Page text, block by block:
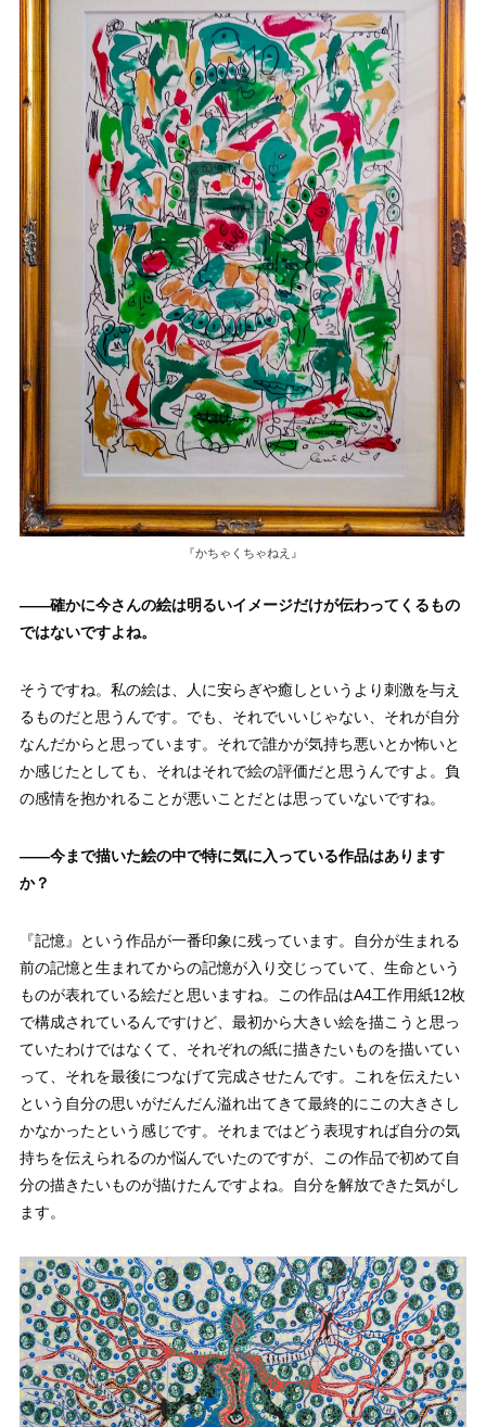
『かちゃくちゃねえ』
——確かに今さんの絵は明るいイメージだけが伝わってくるもの
ではないですよね。
そうですね。私の絵は、人に安らぎや癒しというより刺激を与え
るものだと思うんです。でも、それでいいじゃない、それが自分
なんだからと思っています。それで誰かが気持ち悪いとか怖いと
か感じたとしても、それはそれで絵の評価だと思うんですよ。負
の感情を抱かれることが悪いことだとは思っていないですね。
——今まで描いた絵の中で特に気に入っている作品はあります
か？
『記憶』という作品が一番印象に残っています。自分が生まれる
前の記憶と生まれてからの記憶が入り交じっていて、生命という
ものが表れている絵だと思いますね。この作品はA4工作用紙12枚
で構成されているんですけど、最初から大きい絵を描こうと思っ
ていたわけではなくて、それぞれの紙に描きたいものを描いてい
って、それを最後につなげて完成させたんです。これを伝えたい
という自分の思いがだんだん溢れ出てきて最終的にこの大きさし
かなかったという感じです。それまではどう表現すれば自分の気
持ちを伝えられるのか悩んでいたのですが、この作品で初めて自
分の描きたいものが描けたんですよね。自分を解放できた気がし
ます。